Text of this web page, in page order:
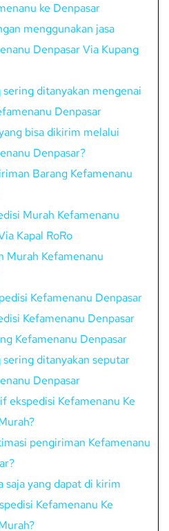
ke Denpasar
menggunakan jasa
Denpasar Via Kupang
sering ditanyakan mengenai
Denpasar
bisa dikirim melalui
Denpasar?
Barang Kefamenanu
Murah Kefamenanu
Kapal RoRo
Murah Kefamenanu
Kefamenanu Denpasar
Kefamenanu Denpasar
Kefamenanu Denpasar
sering ditanyakan seputar
Denpasar
ekspedisi Kefamenanu Ke
pengiriman Kefamenanu
saja yang dapat di kirim
Kefamenanu Ke